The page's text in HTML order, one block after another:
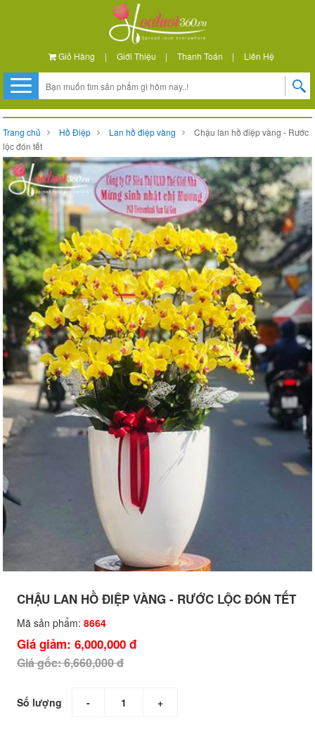
Giỏ Hàng | Giới Thiệu | Thanh Toán | Liên Hệ
Trang chủ Hồ Điệp Lan hồ điệp vàng
Chậu lan hồ điệp vàng - Rước
lộc đón tết
CHẬU LAN HỒ ĐIỆP VÀNG - RƯỚC LỘC ĐÓN TẾT
Mã sản phẩm: 8664
Giá giảm: 6,000,000 đ
Giá gốc: 6,660,000 đ
Số lượng - +